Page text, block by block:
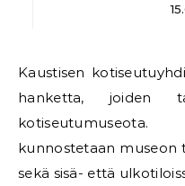
Kaustisen kotiseutuyhdistyksellä on käynnissä kaksi
hanketta, joiden
kunnostetaan museon
sekä sisä- että